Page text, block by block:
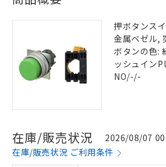
押ボタンス
金属ベゼル,
ボタンの色:
ッシュイン
NO/-/-
在庫/販売状況
2026/08/07
在庫/販売状況 ご利用条件